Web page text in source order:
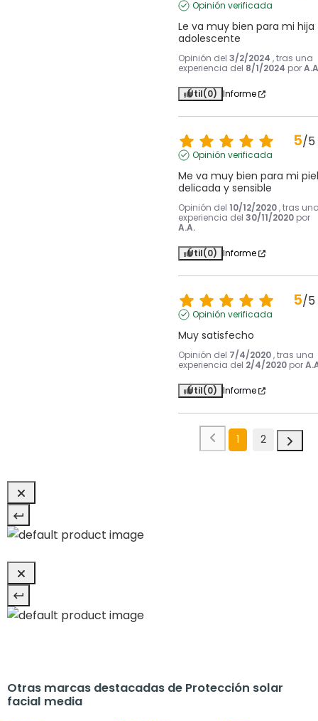
Opinión verificada
Le va muy bien para mi hija
adolescente
Opinión del 3/2/2024 , tras una
experiencia del 8/1/2024 por
Útil(0) Informe
5/5
Opinión verificada
Me va muy bien para mi piel
delicada y sensible
Opinión del 10/12/2020 , tras
experiencia del 30/11/2020 por
A.A.
Útil(0) Informe
5/5
Opinión verificada
Muy satisfecho
Opinión del 7/4/2020 , tras una
experiencia del 2/4/2020 por
Útil(0) Informe
1 2
Otras marcas destacadas de Protección solar
facial media